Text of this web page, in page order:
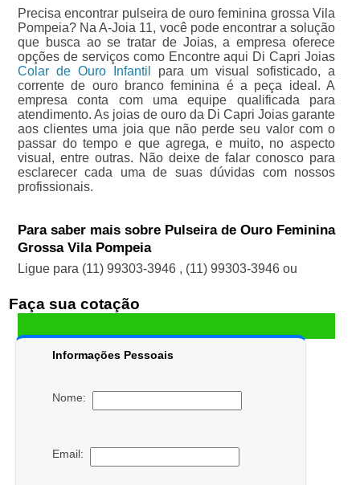
Precisa encontrar pulseira de ouro feminina grossa Vila
Pompeia? Na A-Joia 11, você pode encontrar a solução
que busca ao se tratar de Joias, a empresa oferece
opções de serviços como Encontre aqui Di Capri Joias
Colar de Ouro Infantil
para um visual sofisticado, a
corrente de ouro branco feminina é a peça ideal. A
empresa conta com uma equipe qualificada para
atendimento. As joias de ouro da Di Capri Joias garante
aos clientes uma joia que não perde seu valor com o
passar do tempo e que agrega, e muito, no aspecto
visual, entre outras. Não deixe de falar conosco para
esclarecer cada uma de suas dúvidas com nossos
profissionais.
Para saber mais sobre Pulseira de Ouro Feminina
Grossa Vila Pompeia
Ligue para (11) 99303-3946 , (11) 99303-3946 ou
Faça sua cotação
Informações Pessoais
Nome:
Email: